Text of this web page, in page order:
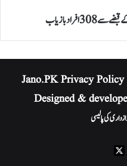
بازیاب
Privacy Policy
Designed &
کی پالیسی